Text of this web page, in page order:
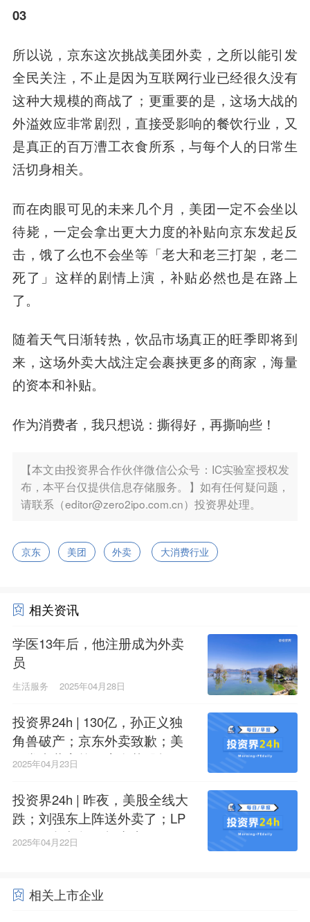
03
所以说，京东这次挑战美团外卖，之所以能引发
全民关注，不止是因为互联网行业已经很久没有
这种大规模的商战了；更重要的是，这场大战的
外溢效应非常剧烈，直接受影响的餐饮行业，又
是真正的百万漕工衣食所系，与每个人的日常生
活切身相关。
而在肉眼可见的未来几个月，美团一定不会坐以
待毙，一定会拿出更大力度的补贴向京东发起反
击，饿了么也不会坐等「老大和老三打架，老二
死了」这样的剧情上演，补贴必然也是在路上
了。
随着天气日渐转热，饮品市场真正的旺季即将到
来，这场外卖大战注定会裹挟更多的商家，海量
的资本和补贴。
作为消费者，我只想说：撕得好，再撕响些！
【本文由投资界合作伙伴微信公众号：IC实验室授权发
布，本平台仅提供信息存储服务。】如有任何疑问题，
请联系（editor@zero2ipo.com.cn）投资界处理。
京东 美团 外卖 大消费行业
相关资讯
学医13年后，他注册成为外卖
员
生活服务 2025年04月28日
投资界24h | 130亿，孙正义独
角兽破产；京东外卖致歉；美
国常青藤高校开启私募股权抛
2025年04月23日
投资界24h | 昨夜，美股全线大
跌；刘强东上阵送外卖了；LP
催了：赶紧把钱投出去
2025年04月22日
相关上市企业